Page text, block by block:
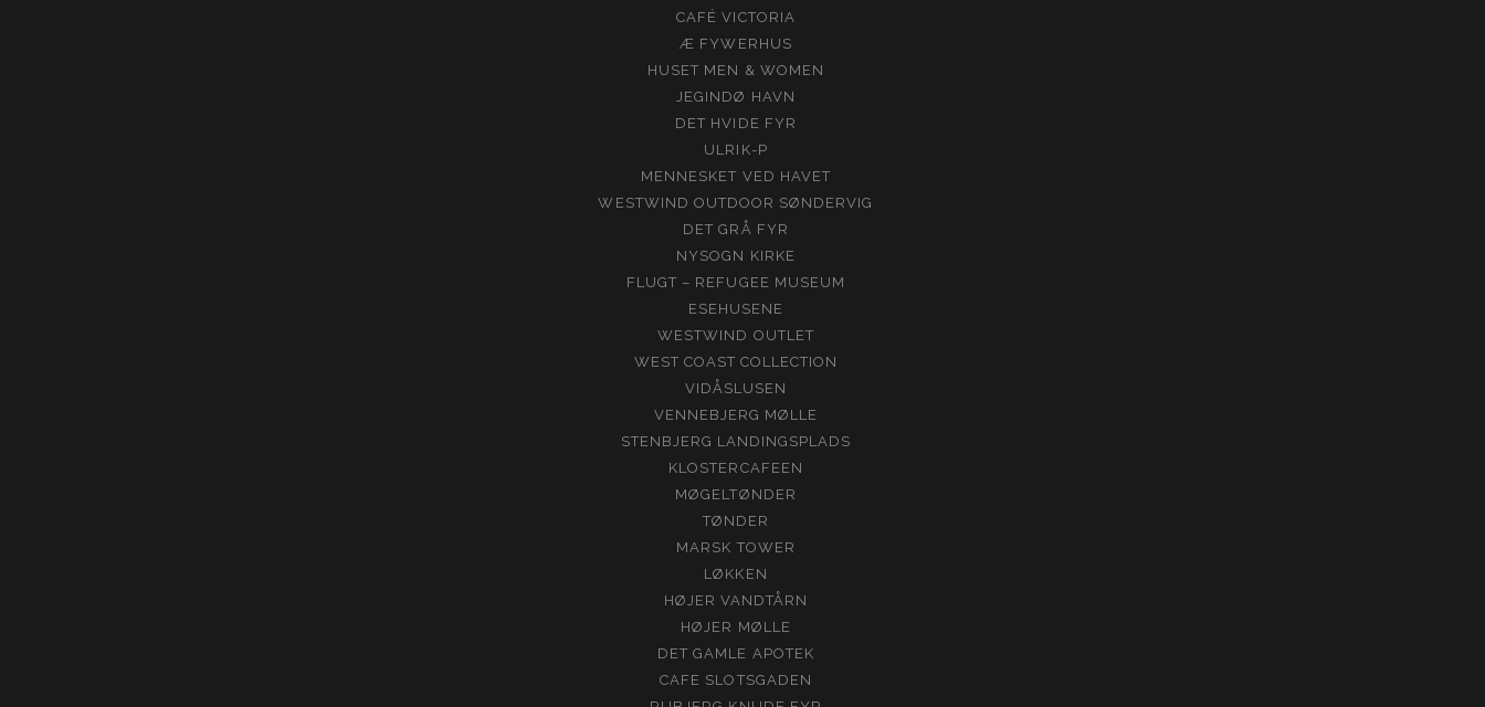
CAFÉ VICTORIA
Æ FYWERHUS
HUSET MEN & WOMEN
JEGINDØ HAVN
DET HVIDE FYR
ULRIK-P
MENNESKET VED HAVET
WESTWIND OUTDOOR SØNDERVIG
DET GRÅ FYR
NYSOGN KIRKE
FLUGT – REFUGEE MUSEUM
ESEHUSENE
WESTWIND OUTLET
WEST COAST COLLECTION
VIDÅSLUSEN
VENNEBJERG MØLLE
STENBJERG LANDINGSPLADS
KLOSTERCAFEEN
MØGELTØNDER
TØNDER
MARSK TOWER
LØKKEN
HØJER VANDTÅRN
HØJER MØLLE
DET GAMLE APOTEK
CAFE SLOTSGADEN